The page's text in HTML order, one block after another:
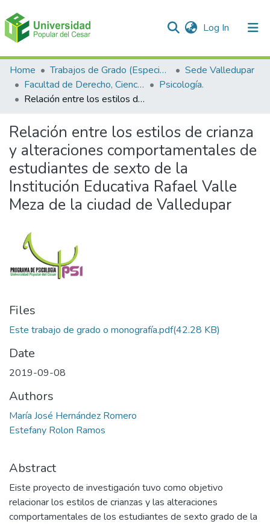
Log In (current)
Communities & Collections
All of DSpace
Home Trabajos de Grado (Especializaciones y Pregrados)
Sede Valledupar
Facultad de Derecho, Ciencias Políticas y Sociales.
Psicología.
Relación entre los estilos de crianza y alteraciones comportamentales de estudiantes de sexto de la Institución Educativa Rafael Valle Meza de la ciudad de Valledupar
Relación entre los estilos de crianza
y alteraciones comportamentales de
estudiantes de sexto de la
Institución Educativa Rafael Valle
Meza de la ciudad de Valledupar
Files
Este trabajo de grado o monografía.pdf(42.28 KB)
Date
2019-09-08
Authors
María José Hernández Romero
Estefany Rolon Ramos
Abstract
Eiste proyecto de investigación tuvo como objetivo
relacionar los estilos de crianzas y las alteraciones
comportamentales de los estudiantes de sexto grado de la